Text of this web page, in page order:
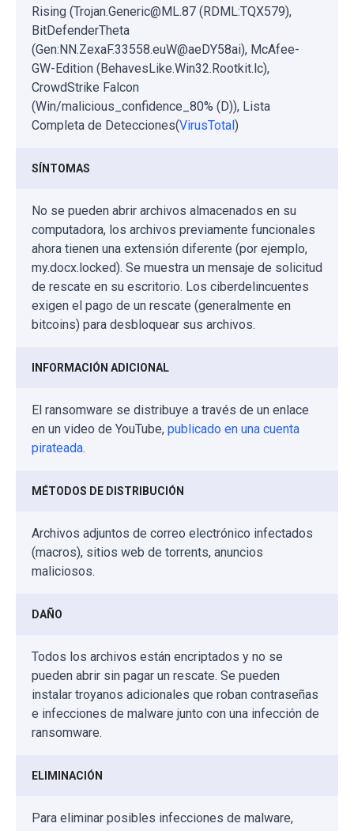
Rising (Trojan.Generic@ML.87 (RDML:TQX579),
BitDefenderTheta
(Gen:NN.ZexaF.33558.euW@aeDY58ai), McAfee-
GW-Edition (BehavesLike.Win32.Rootkit.lc),
CrowdStrike Falcon
(Win/malicious_confidence_80% (D)), Lista
Completa de Detecciones(VirusTotal)
SÍNTOMAS
No se pueden abrir archivos almacenados en su
computadora, los archivos previamente funcionales
ahora tienen una extensión diferente (por ejemplo,
my.docx.locked). Se muestra un mensaje de solicitud
de rescate en su escritorio. Los ciberdelincuentes
exigen el pago de un rescate (generalmente en
bitcoins) para desbloquear sus archivos.
INFORMACIÓN ADICIONAL
El ransomware se distribuye a través de un enlace
en un video de YouTube, publicado en una cuenta
pirateada.
MÉTODOS DE DISTRIBUCIÓN
Archivos adjuntos de correo electrónico infectados
(macros), sitios web de torrents, anuncios
maliciosos.
DAÑO
Todos los archivos están encriptados y no se
pueden abrir sin pagar un rescate. Se pueden
instalar troyanos adicionales que roban contraseñas
e infecciones de malware junto con una infección de
ransomware.
ELIMINACIÓN
Para eliminar posibles infecciones de malware,